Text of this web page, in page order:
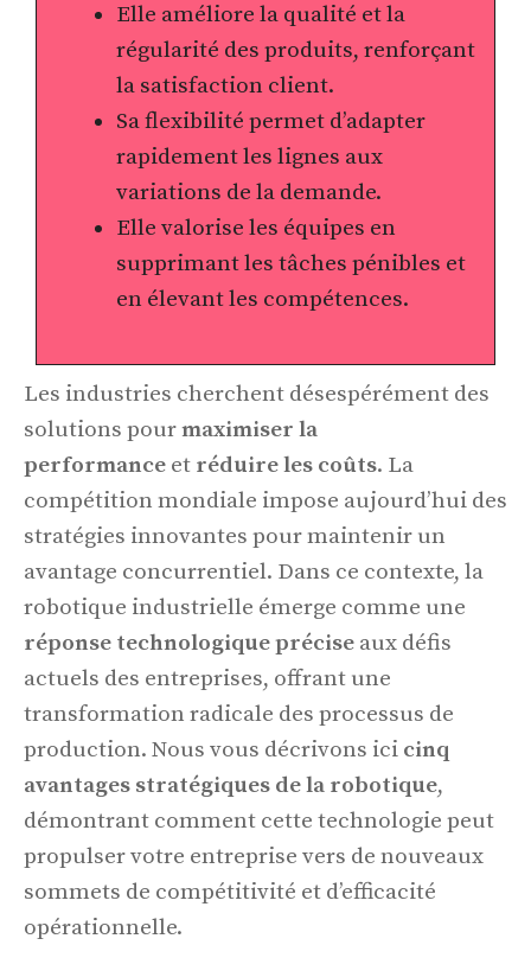
Elle améliore la qualité et la
régularité des produits, renforçant
la satisfaction client.
Sa flexibilité permet d’adapter
rapidement les lignes aux
variations de la demande.
Elle valorise les équipes en
supprimant les tâches pénibles et
en élevant les compétences.
Les industries cherchent désespérément des
solutions pourmaximiser la
performance et réduire les coûts. La
compétition mondiale impose aujourd’hui des
stratégies innovantes pour maintenir un
avantage concurrentiel. Dans ce contexte, la
robotique industrielle émerge comme une
réponse technologique précise aux défis
actuels des entreprises, offrant une
transformation radicale des processus de
production. Nous vous décrivons ici cinq
avantages stratégiques de la robotique,
démontrant comment cette technologie peut
propulser votre entreprise vers de nouveaux
sommets de compétitivité et d’efficacité
opérationnelle.